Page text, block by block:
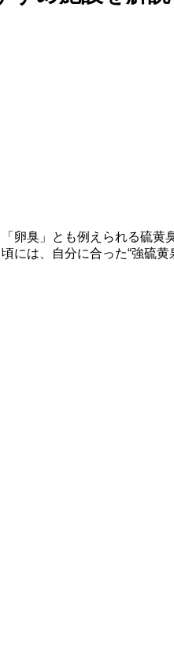
卵臭」とも例えられる硫黄
は、自分に合った“強硫黄